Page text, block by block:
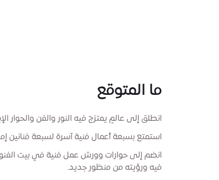
ما المتوقع
انطلق إلى عالمٍ يمتزج فيه النور والفن والحوار
استمتع بسبعة أعمال فنية آسرة لسبعة فنانين
انضم إلى حوارات وورش عمل فنية في بيت
فيه ورؤيته من منظور جديد.